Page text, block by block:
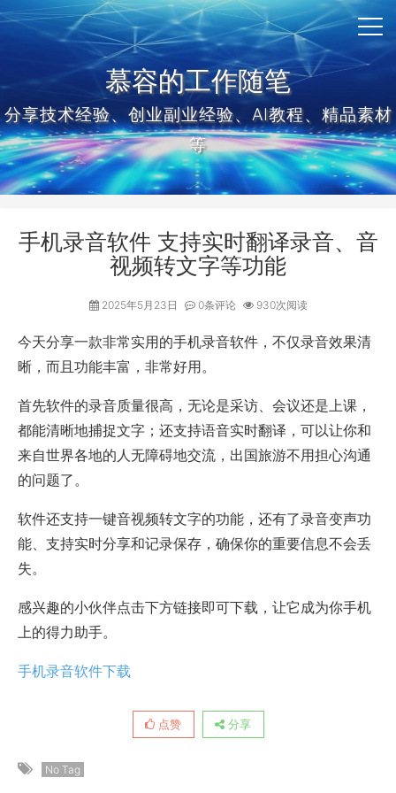
慕容的工作随笔
分享技术经验、创业副业经验、AI教程、精品素材
等
手机录音软件 支持实时翻译录音、音
视频转文字等功能
2025年5月23日 0条评论 930次阅读
今天分享一款非常实用的手机录音软件，不仅录音效果清
晰，而且功能丰富，非常好用。
首先软件的录音质量很高，无论是采访、会议还是上课，
都能清晰地捕捉文字；还支持语音实时翻译，可以让你和
来自世界各地的人无障碍地交流，出国旅游不用担心沟通
的问题了。
软件还支持一键音视频转文字的功能，还有了录音变声功
能、支持实时分享和记录保存，确保你的重要信息不会丢
失。
感兴趣的小伙伴点击下方链接即可下载，让它成为你手机
上的得力助手。
手机录音软件下载
点赞 分享
No Tag